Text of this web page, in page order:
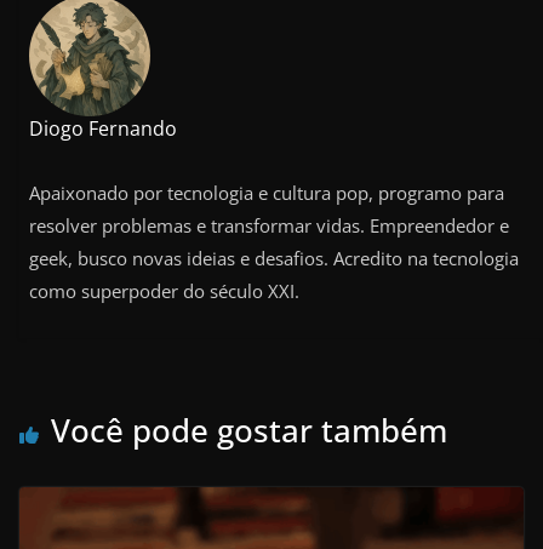
Diogo Fernando
Apaixonado por tecnologia e cultura pop, programo para
resolver problemas e transformar vidas. Empreendedor e
geek, busco novas ideias e desafios. Acredito na tecnologia
como superpoder do século XXI.
Você pode gostar também